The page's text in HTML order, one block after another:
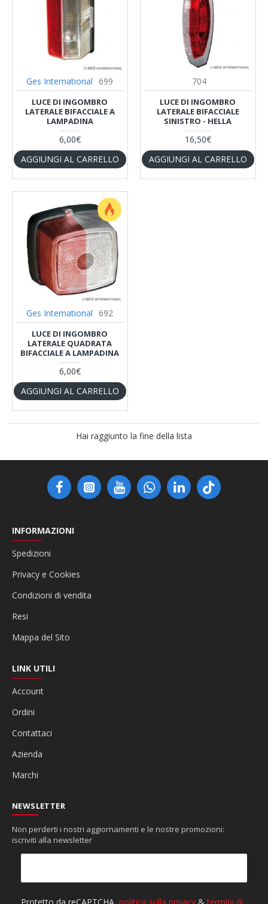
Ges International 699
LUCE DI INGOMBRO
LATERALE BIFACCIALE A
LAMPADINA
6,00€
AGGIUNGI AL CARRELLO
704
LUCE DI INGOMBRO
LATERALE BIFACCIALE
SINISTRO - HELLA
16,50€
AGGIUNGI AL CARRELLO
Ges International 692
LUCE DI INGOMBRO
LATERALE QUADRATA
BIFACCIALE A LAMPADINA
6,00€
AGGIUNGI AL CARRELLO
Hai raggiunto la fine della lista
INFORMAZIONI
Spedizioni
Privacy e Cookies
Condizioni di vendita
Resi
Mappa del Sito
LINK UTILI
Account
Ordini
Contattaci
Azienda
Marchi
NEWSLETTER
Non perderti i nostri aggiornamenti e le nostre promozioni:
iscriviti alla newsletter